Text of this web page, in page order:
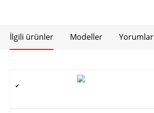
İlgili ürünler Modeller Yorumlar
✔